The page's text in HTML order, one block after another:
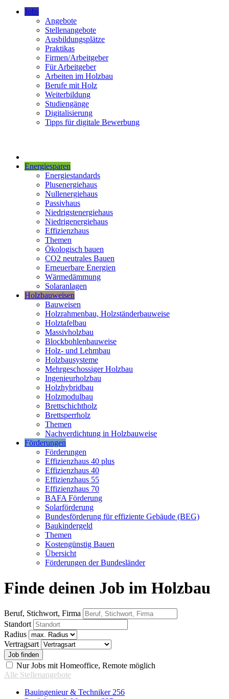
Jobs
Angebote
Stellenangebote
Ausbildungsplätze
Praktikas
Firmen/Arbeitgeber
Für Arbeitgeber
Arbeiten im Holzbau
Berufe mit Holz
Weiterbildung
Studiengänge
Digitalisierung
Tipps für digitale Bewerbung
Energiesparen
Energiestandards
Plusenergiehaus
Nullenergiehaus
Passivhaus
Niedrigstenergiehaus
Niedrigenergiehaus
Effizienzhaus
Themen
Ökologisch bauen
CO2 neutrales Bauen
Erneuerbare Energien
Wärmedämmung
Solaranlagen
Holzbauweisen
Bauweisen
Holzrahmenbau, Holzständerbauweise
Holztafelbau
Massivholzbau
Blockbohlenbauweise
Holz- und Lehmbau
Holzbausysteme
Mehrgeschossiger Holzbau
Ingenieurholzbau
Holzhybridbau
Holzmodulbau
Brettschichtholz
Brettsperrholz
Themen
Nachverdichtung in Holzbauweise
Förderungen
Förderungen
Effizienzhaus 40 plus
Effizienzhaus 40
Effizienzhaus 55
Effizienzhaus 70
BAFA Förderung
Solarförderung
Bundesförderung für effiziente Gebäude (BEG)
Baukindergeld
Themen
Kostengünstig Bauen
Übersicht
Förderungen der Bundesländer
Finde deinen Job im Holzbau
Beruf, Stichwort, Firma
Standort
Radius
Vertragsart
Nur Jobs mit Homeoffice, Remote möglich
Alle Stellenangebote
Bauingenieur & Techniker 256